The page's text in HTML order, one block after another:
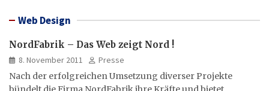
Web Design
NordFabrik – Das Web zeigt Nord !
8. November 2011
Presse
Nach der erfolgreichen Umsetzung diverser Projekte